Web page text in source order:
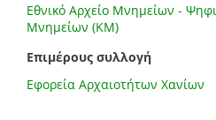
Εθνικό Αρχείο Μνημείων -
Μνημείων (ΚΜ)
Επιμέρους συλλογή
Εφορεία Αρχαιοτήτων Χανίων